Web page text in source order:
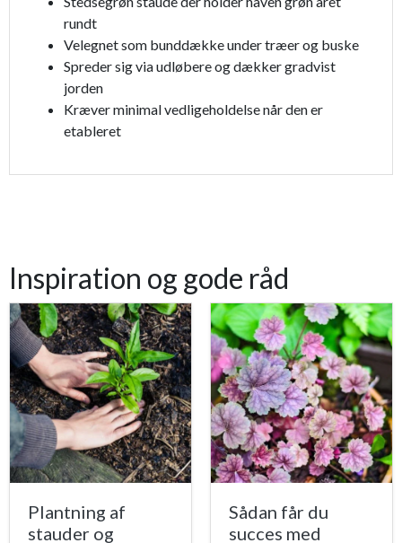
rundt
Velegnet som bunddække under træer og buske
Spreder sig via udløbere og dækker gradvist
jorden
Kræver minimal vedligeholdelse når den er
etableret
Inspiration og gode råd
Plantning af
stauder og
Sådan får du
succes med